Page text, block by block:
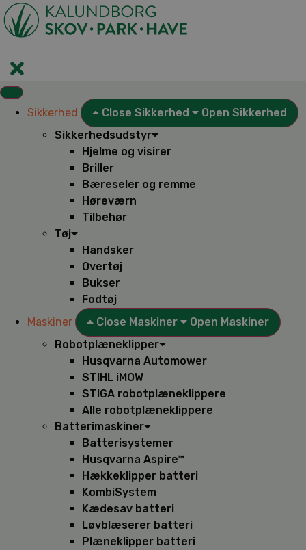
Videre
til
indhold
Sikkerhed Close Sikkerhed
Open Sikkerhed
Sikkerhedsudstyr
Hjelme og visirer
Briller
Bæreseler og remme
Høreværn
Tilbehør
Tøj
Handsker
Overtøj
Bukser
Fodtøj
Maskiner
Close Maskiner
Open Maskiner
Robotplæneklipper
Husqvarna Automower
STIHL iMOW
STIGA robotplæneklippere
Alle robotplæneklippere
Batterimaskiner
Batterisystemer
Husqvarna Aspire™
Hækkeklipper batteri
KombiSystem
Kædesav batteri
Løvblæserer batteri
Plæneklipper batteri